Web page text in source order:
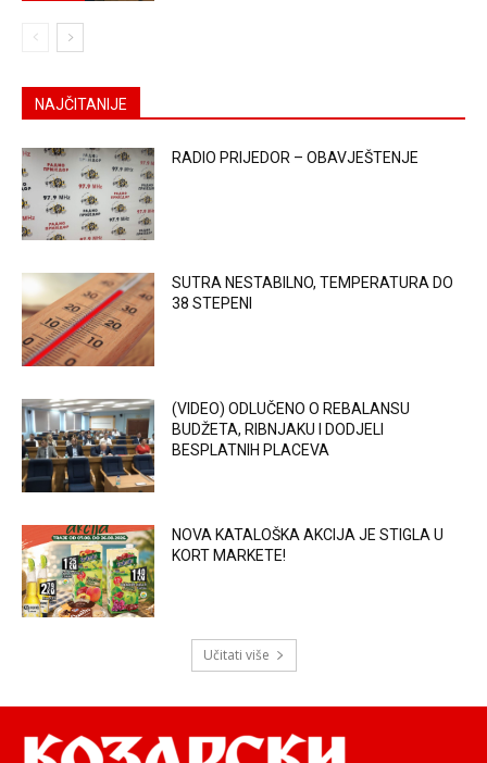
NAJČITANIJE
RADIO PRIJEDOR – OBAVJEŠTENJE
SUTRA NESTABILNO, TEMPERATURA DO
38 STEPENI
(VIDEO) ODLUČENO O REBALANSU
BUDŽETA, RIBNJAKU I DODJELI
BESPLATNIH PLACEVA
NOVA KATALOŠKA AKCIJA JE STIGLA U
KORT MARKETE!
Učitati više